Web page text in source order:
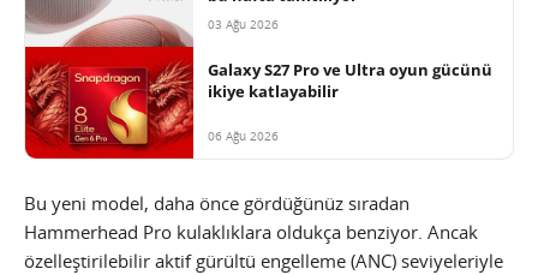
03 Ağu 2026
Galaxy S27 Pro ve Ultra oyun gücünü
ikiye katlayabilir
06 Ağu 2026
Bu yeni model, daha önce gördüğünüz sıradan
Hammerhead Pro kulaklıklara oldukça benziyor. Ancak
özelleştirilebilir aktif gürültü engelleme (ANC) seviyeleriyle